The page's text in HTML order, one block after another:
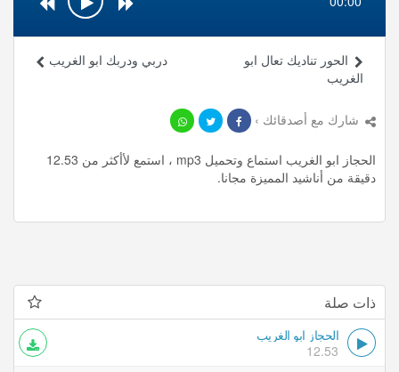
دربي ودربك ابو الغريب
الحور تناديك تعال ابو
الغريب
شارك مع أصدقائك ›
الحجاز ابو الغريب استماع وتحميل mp3 ، استمع لأأكثر من 12.53
دقيقة من أناشيد المميزة مجانا.
ذات صلة
الحجاز ابو الغريب
12.53